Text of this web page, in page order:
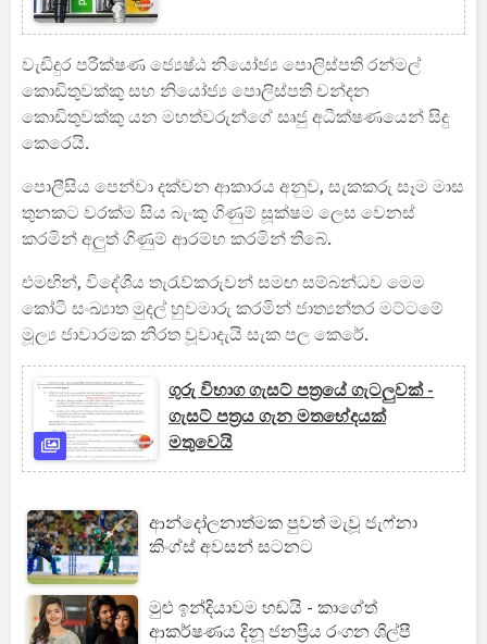
වැඩිදුර පරීක්ෂණ ජ්‍යෙෂ්ඨ නියෝජ්‍ය පොලිස්පති රන්මල්
කොඩිතුවක්කු සහ නියෝජ්‍ය පොලිස්පති චන්දන
කොඩිතුවක්කු යන මහත්වරුන්ගේ සෘජු අධීක්ෂණයෙන් සිදු
කෙරෙයි.
පොලීසිය පෙන්වා දක්වන ආකාරය අනුව, සැකකරු සෑම මාස
තුනකට වරක්ම සිය බැංකු ගිණුම් සූක්ෂම ලෙස වෙනස්
කරමින් අලුත් ගිණුම් ආරම්භ කරමින් තිබේ.
එමඟින්, විදේශීය තැරැව්කරුවන් සමඟ සම්බන්ධව මෙම
කෝටි සංඛ්‍යාත මුදල් හුවමාරු කරමින් ජාත්‍යන්තර මට්ටමේ
මූල්‍ය ජාවාරමක නිරත වූවාදැයි සැක පල කෙරේ.
ගුරු විභාග ගැසට් පත්‍රයේ ගැටලුවක් -
ගැසට් පත්‍රය ගැන මතභේදයක්
මතුවෙයි
ආන්දෝලනාත්මක පුවත් මැවූ ජැෆ්නා
කිංග්ස් අවසන් සටනට
මුළු ඉන්දියාවම හඬයි - කාගේත්
ආකර්ෂණය දිනූ ජනප්‍රිය රංගන ශිල්පී